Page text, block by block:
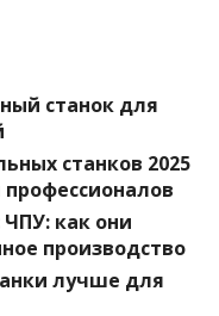
станок для
станков 2025
как они
производство
лучше для